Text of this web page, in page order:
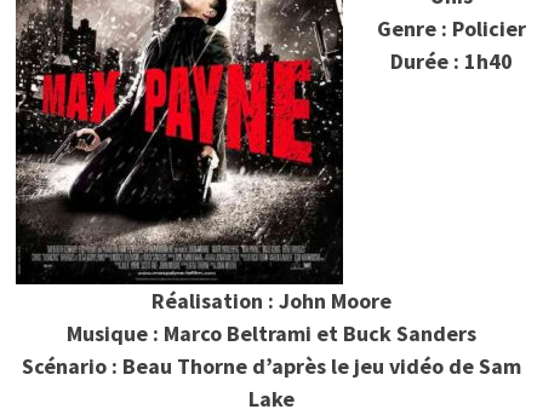
Genre : Policier
Durée : 1h40
Réalisation : John Moore
Musique : Marco Beltrami et Buck Sanders
Scénario : Beau Thorne d’après le jeu vidéo de Sam
Lake